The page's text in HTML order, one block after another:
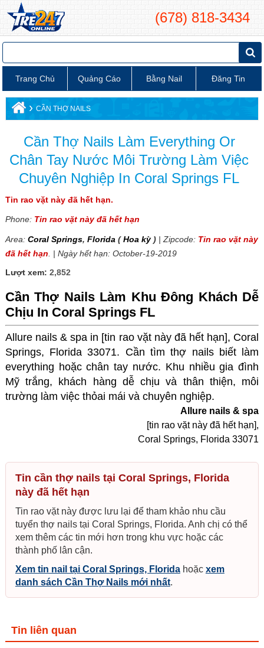
(678) 818-3434
Trang Chủ Quảng Cáo Bằng Nail Đăng Tin
› CẦN THỢ NAILS
Cần Thợ Nails Làm Everything Or
Chân Tay Nước Môi Trường Làm Việc
Chuyên Nghiệp In Coral Springs FL
Tin rao vặt này đã hết hạn.
Phone: Tin rao vặt này đã hết hạn
Area: Coral Springs, Florida (Hoa kỳ)| Zipcode: Tin rao vặt này
đã hết hạn . | Ngày hết hạn: October-19-2019
Lượt xem: 2,852
Cần Thợ Nails Làm Khu Đông Khách Dễ
Chịu In Coral Springs FL
Allure nails & spa in [tin rao vặt này đã hết hạn], Coral
Springs, Florida 33071. Cần tìm thợ nailsbiết làm
everything hoặc chân tay nước. Khu nhiều gia đình
Mỹ trắng, khách hàng dễ chịu và thân thiện, môi
trường làm việc thỏai mái và chuyên nghiệp.
Allure nails & spa
[tin rao vặt này đã hết hạn],
Coral Springs, Florida 33071
Tin cần thợ nails tại Coral Springs, Florida
này đã hết hạn
Tin rao vặt này được lưu lại để tham khảo nhu cầu
tuyển thợ nails tại Coral Springs, Florida. Anh chị có thể
xem thêm các tin mới hơn trong khu vực hoặc các
thành phố lân cận.
Xem tin nail tại Coral Springs, Floridahoặc xem
danh sách Cần Thợ Nails mới nhất.
Tin liên quan